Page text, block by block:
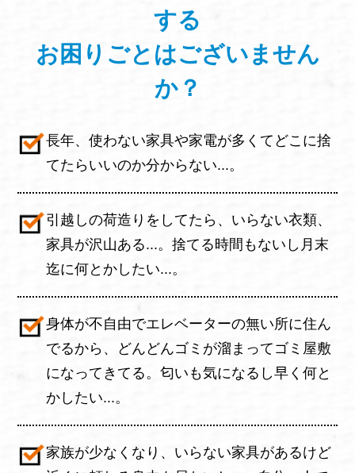
する
お困りごと はございません
か？
長年、使わない家具や家電が多くてどこに捨
てたらいいのか分からない...。
引越しの荷造りをしてたら、いらない衣類、
家具が沢山ある...。捨てる時間もないし月末
迄に何とかしたい...。
身体が不自由でエレベーターの無い所に住ん
でるから、どんどんゴミが溜まってゴミ屋敷
になってきてる。匂いも気になるし早く何と
かしたい...。
家族が少なくなり、いらない家具があるけど